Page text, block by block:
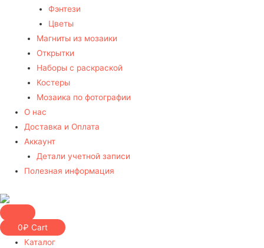
Фэнтези
Цветы
Магниты из мозаики
Открытки
Наборы с раскраской
Костеры
Мозаика по фотографии
О нас
Доставка и Оплата
Аккаунт
Детали учетной записи
Полезная информация
0₽ Cart
Каталог